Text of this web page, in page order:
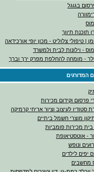
תוכנת תיווך
| טיפולי צלוליט - מכון יופי אורכידאה
- וילונות לבית ולמשרד
- מומחה להחלפת מפרק ירך וברך
המדורגים
פרסום וקידום מכירות
סטודיו לעיצוב וציור אריחי קרמיקה
מוצרי חשמל ביתיים
מכירות פומביות
- אוטסטיאופת
ונופש
יפים לילדים
מחשבים